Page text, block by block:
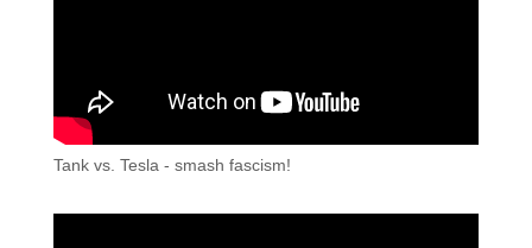
Tank vs. Tesla - smash fascism!